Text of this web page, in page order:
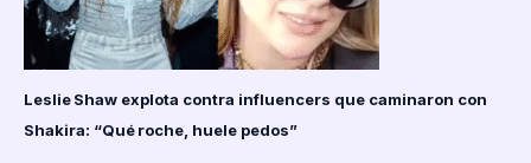
Leslie Shaw explota contra influencers que caminaron con
Shakira: “Qué roche, huele pedos”